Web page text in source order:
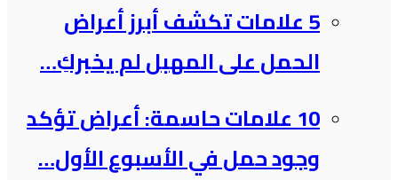
5 علامات تكشف أبرز أعراض
الحمل على المهبل لم يخبركِ…
10 علامات حاسمة: أعراض تؤكد
وجود حمل في الأسبوع الأول…